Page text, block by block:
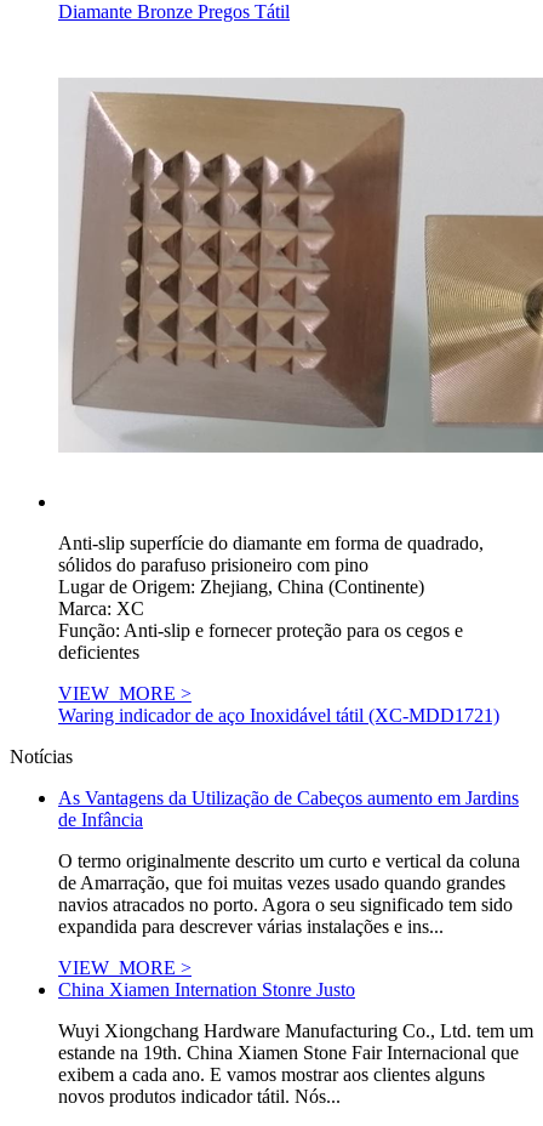
Diamante Bronze Pregos Tátil
Anti-slip superfície do diamante em forma de quadrado,
sólidos do parafuso prisioneiro com pino
Lugar de Origem: Zhejiang, China (Continente)
Marca: XC
Função: Anti-slip e fornecer proteção para os cegos e
deficientes
VIEW_MORE >
Waring indicador de aço Inoxidável tátil (XC-MDD1721)
Notícias
As Vantagens da Utilização de Cabeços aumento em Jardins
de Infância
O termo originalmente descrito um curto e vertical da coluna
de Amarração, que foi muitas vezes usado quando grandes
navios atracados no porto. Agora o seu significado tem sido
expandida para descrever várias instalações e ins...
VIEW_MORE >
China Xiamen Internation Stonre Justo
Wuyi Xiongchang Hardware Manufacturing Co., Ltd. tem um
estande na 19th. China Xiamen Stone Fair Internacional que
exibem a cada ano. E vamos mostrar aos clientes alguns
novos produtos indicador tátil. Nós...